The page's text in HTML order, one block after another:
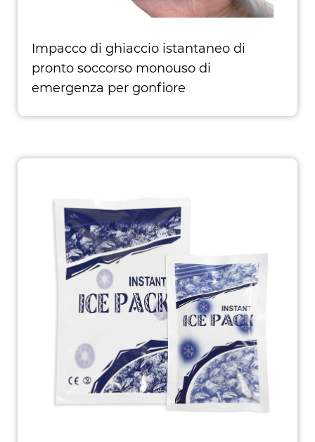
Impacco di ghiaccio istantaneo di
pronto soccorso monouso di
emergenza per gonfiore